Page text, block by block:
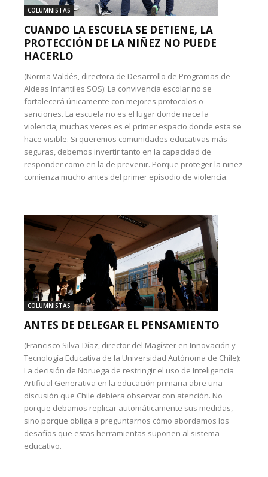
COLUMNISTAS
CUANDO LA ESCUELA SE DETIENE, LA
PROTECCIÓN DE LA NIÑEZ NO PUEDE
HACERLO
(Norma Valdés, directora de Desarrollo de Programas de
Aldeas Infantiles SOS): La convivencia escolar no se
fortalecerá únicamente con mejores protocolos o
sanciones. La escuela no es el lugar donde nace la
violencia; muchas veces es el primer espacio donde esta se
hace visible. Si queremos comunidades educativas más
seguras, debemos invertir tanto en la capacidad de
responder como en la de prevenir. Porque proteger la niñez
comienza mucho antes del primer episodio de violencia.
COLUMNISTAS
ANTES DE DELEGAR EL PENSAMIENTO
(Francisco Silva-Díaz, director del Magíster en Innovación y
Tecnología Educativa de la Universidad Autónoma de Chile):
La decisión de Noruega de restringir el uso de Inteligencia
Artificial Generativa en la educación primaria abre una
discusión que Chile debiera observar con atención. No
porque debamos replicar automáticamente sus medidas,
sino porque obliga a preguntarnos cómo abordamos los
desafíos que estas herramientas suponen al sistema
educativo.